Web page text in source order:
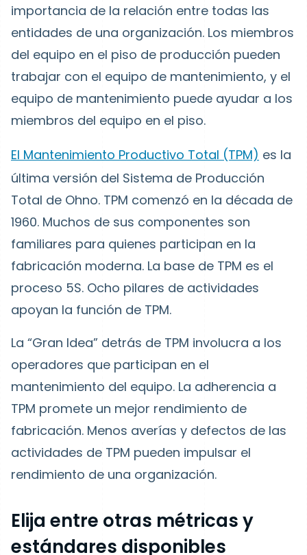
importancia de la relación entre todas las
entidades de una organización. Los miembros
del equipo en el piso de producción pueden
trabajar con el equipo de mantenimiento, y el
equipo de mantenimiento puede ayudar a los
miembros del equipo en el piso.
El Mantenimiento Productivo Total (TPM) es la
última versión del Sistema de Producción
Total de Ohno. TPM comenzó en la década de
1960. Muchos de sus componentes son
familiares para quienes participan en la
fabricación moderna. La base de TPM es el
proceso 5S. Ocho pilares de actividades
apoyan la función de TPM.
La “Gran Idea” detrás de TPM involucra a los
operadores que participan en el
mantenimiento del equipo. La adherencia a
TPM promete un mejor rendimiento de
fabricación. Menos averías y defectos de las
actividades de TPM pueden impulsar el
rendimiento de una organización.
Elija entre otras métricas y
estándares disponibles